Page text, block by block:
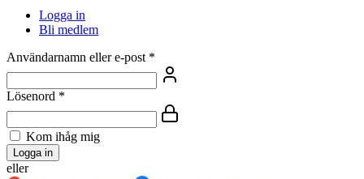
Logga in
Bli medlem
Användarnamn eller e-post *
Lösenord *
Kom ihåg mig
Logga in
eller